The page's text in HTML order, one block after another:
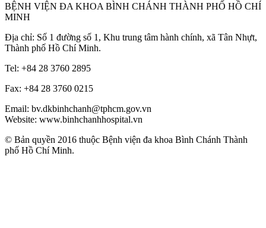
BỆNH VIỆN ĐA KHOA BÌNH CHÁNH THÀNH PHỐ HỒ CHÍ
MINH
Địa chỉ: Số 1 đường số 1, Khu trung tâm hành chính, xã Tân Nhựt,
Thành phố Hồ Chí Minh.
Tel: +84 28 3760 2895
Fax: +84 28 3760 0215
Email: bv.dkbinhchanh@tphcm.gov.vn
Website: www.binhchanhhospital.vn
© Bản quyền 2016 thuộc Bệnh viện đa khoa Bình Chánh Thành
phố Hồ Chí Minh.